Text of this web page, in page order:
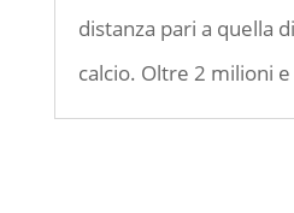
distanza pari a quella
calcio. Oltre 2 milioni